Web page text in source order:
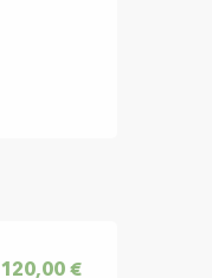
120,00 €